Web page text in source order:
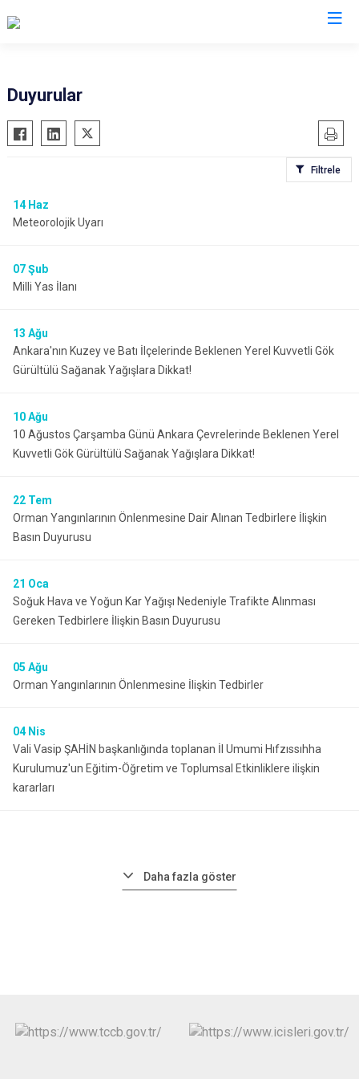
Akyurt
Altındağ
Bala
Beypazarı
Çankaya
Elmadağ
Etimesgut
Evren
Güdül
Sincan
Yenimahalle
Duyurular
Filtrele
14 Haz
Meteorolojik Uyarı
07Şub
Milli Yas İlanı
13 Ağu
Ankara'nın Kuzey ve Batı İlçelerinde Beklenen Yerel Kuvvetli Gök
Gürültülü Sağanak Yağışlara Dikkat!
10Ağu
10 Ağustos Çarşamba Günü Ankara Çevrelerinde Beklenen Yerel
Kuvvetli Gök Gürültülü Sağanak Yağışlara Dikkat!
22 Tem
Orman Yangınlarının Önlenmesine Dair Alınan Tedbirlere İlişkin
Basın Duyurusu
21 Oca
Soğuk Hava ve Yoğun Kar Yağışı Nedeniyle Trafikte Alınması
Gereken Tedbirlere İlişkin Basın Duyurusu
05 Ağu
Orman Yangınlarının Önlenmesine İlişkin Tedbirler
04 Nis
Vali Vasip ŞAHİN başkanlığında toplanan İl Umumi Hıfzıssıhha
Kurulumuz'un Eğitim-Öğretim ve Toplumsal Etkinliklere ilişkin
kararları
Daha fazla göster